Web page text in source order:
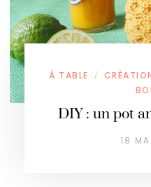
À TABLE /
DIY : un pot
18